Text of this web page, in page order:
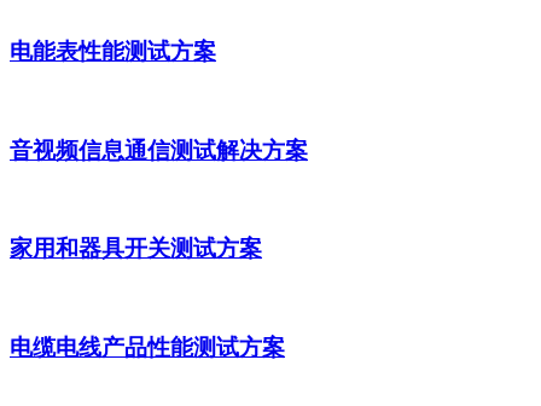
电能表性能测试方案
音视频信息通信测试解决方案
家用和器具开关测试方案
电缆电线产品性能测试方案